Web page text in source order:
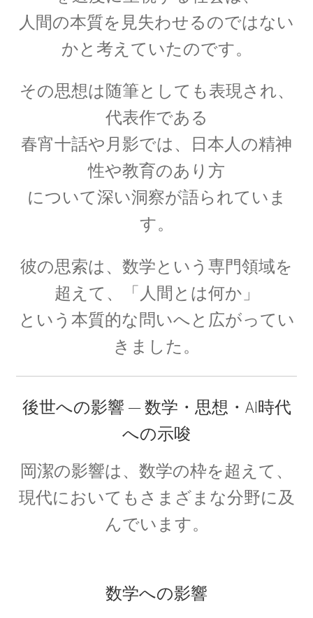
【「ロボット3原則」で有名なSF作家】
アイザック・ニュートン
【微積分を駆使して空間・時間・力
を明確に定式化】
アイザック・バロー
【幾何学的に微積分を考えニュートンを育て
た】
‗【H‐R図で恒星を整理して星の明るさと表面温度を考察】
アウグスト・ピカール
【深海と成層圏に挑んだ物理学者にして冒険
家】
アメリカ関係の物理学者のまとめ
人間の本質を見失わせるのではない
かと考えていたのです。
その思想は随筆としても表現され、
代表作である
春宵十話や月影では、日本人の精神
性や教育のあり方
について深い洞察が語られていま
す。
彼の思索は、数学という専門領域を
超えて、「人間とは何か」
という本質的な問いへと広がってい
きました。
後世への影響 — 数学・思想・AI時代
への示唆
岡潔の影響は、数学の枠を超えて、
現代においてもさまざまな分野に及
んでいます。
数学への影響